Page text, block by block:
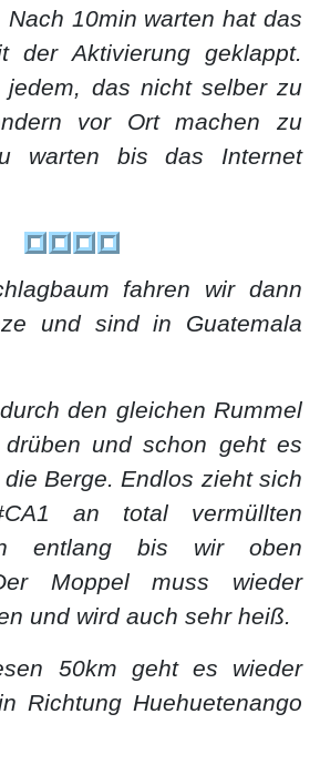
Nach 10min warten hat das
der Aktivierung geklappt.
jedem, das nicht selber zu
vor Ort machen zu
warten bis das Internet
fahren wir dann
und sind in Guatemala
den gleichen Rummel
und schon geht es
Berge. Endlos zieht sich
an total vermüllten
entlang bis wir oben
Moppel muss wieder
und wird auch sehr heiß.
50km geht es wieder
Richtung Huehuetenango